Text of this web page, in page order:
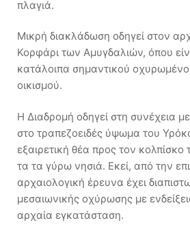
πλαγιά.
Μικρή διακλάδωση οδηγεί στον
Κορφάρι των Αμυγδαλιών, όπου
κατάλοιπα σημαντικού
οικισμού.
Η Διαδρομή οδηγεί στη συνέχεια
στο τραπεζοειδές ύψωμα του
εξαιρετική θέα προς τον
τα τα γύρω νησιά. Εκεί, από την
αρχαιολογική έρευνα έχει
μεσαιωνικής οχύρωσης με
αρχαία εγκατάσταση.